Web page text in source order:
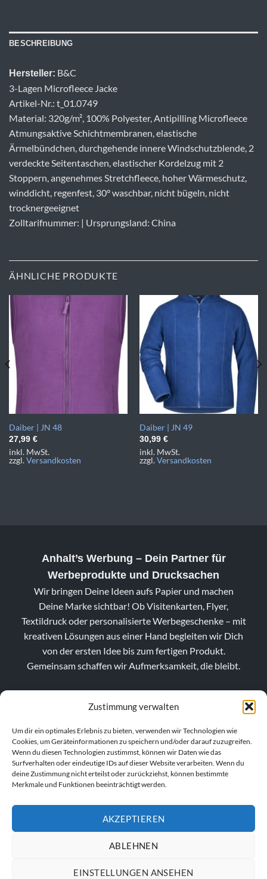
Zustimmung verwalten
Um dir ein optimales Erlebnis zu bieten, verwenden wir Technologien wie
Cookies, um Geräteinformationen zu speichern und/oder darauf zuzugreifen.
Wenn du diesen Technologien zustimmst, können wir Daten wie das
Surfverhalten oder eindeutige IDs auf dieser Website verarbeiten. Wenn du
deine Zustimmung nicht erteilst oder zurückziehst, können bestimmte
Merkmale und Funktionen beeinträchtigt werden.
AKZEPTIEREN
ABLEHNEN
EINSTELLUNGEN ANSEHEN
BESCHREIBUNG
Hersteller: B&C
3-Lagen Microfleece Jacke
Artikel-Nr.: t_01.0749
Material: 320g/m², 100% Polyester, Antipilling Microfleece
Atmungsaktive Schichtmembranen, elastische
Ärmelbündchen, durchgehende innere Windschutzblende, 2
verdeckte Seitentaschen, elastischer Kordelzug mit 2
Stoppern, angenehmes Stretchfleece, hoher Wärmeschutz,
winddicht, regenfest, 30° waschbar, nicht bügeln, nicht
trocknergeeignet
Zolltarifnummer: | Ursprungsland: China
ÄHNLICHE PRODUKTE
Daiber | JN 48
27,99 €
inkl. MwSt.
zzgl.Versandkosten
Daiber | JN 49
30,99 €
inkl. MwSt.
zzgl.Versandkosten
Anhalt’s Werbung – Dein Partner für
Werbeprodukte und Drucksachen
Wir bringen Deine Ideen aufs Papier und machen
Deine Marke sichtbar! Ob Visitenkarten, Flyer,
Textildruck oder personalisierte Werbegeschenke – mit
kreativen Lösungen aus einer Hand begleiten wir Dich
von der ersten Idee bis zum fertigen Produkt.
Gemeinsam schaffen wir Aufmerksamkeit, die bleibt.